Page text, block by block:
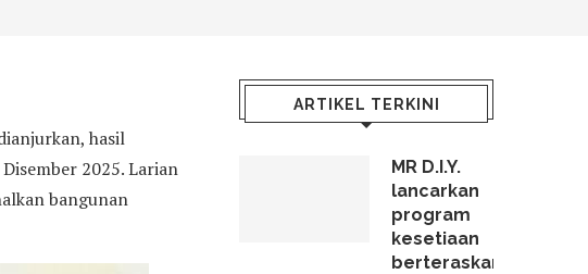
hasil
2025. Larian
bangunan
ARTIKEL TERKINI
MR D.I.Y.
lancarkan
program
kesetiaan
berteraskan